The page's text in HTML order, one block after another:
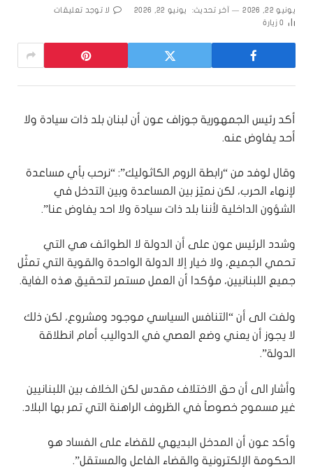
يونيو 22, 2026 آخر تحديث: يونيو 22, 2026
لا توجد تعليقات
0 زيارة
أكد رئيس الجمهورية جوزاف عون أن لبنان بلد ذات سيادة ولا
أحد يفاوض عنه.
وقال لوفد من “رابطة الروم الكاثوليك”: “نرحب بأي مساعدة
لإنهاء الحرب، لكن نميّز بين المساعدة وبين التدخل في
الشؤون الداخلية لأننا بلد ذات سيادة ولا احد يفاوض عنا”.
وشدد الرئيس عون على أن الدولة لا الطوائف هي التي
تحمي الجميع، ولا خيار إلا الدولة الواحدة والقوية التي تمثّل
جميع اللبنانيين، مؤكدا أن العمل مستمر لتحقيق هذه الغاية.
ولفت الى أن “التنافس السياسي موجود ومشروع، لكن ذلك
لا يجوز أن يعني وضع العصي في الدواليب أمام انطلاقة
الدولة”.
وأشار الى أن حق الاختلاف مقدس لكن الخلاف بين اللبنانيين
غير مسموح خصوصاً في الظروف الراهنة التي تمر بها البلاد.
وأكد عون أن المدخل البديهي للقضاء على الفساد هو
الحكومة الإلكترونية والقضاء الفاعل والمستقل”.